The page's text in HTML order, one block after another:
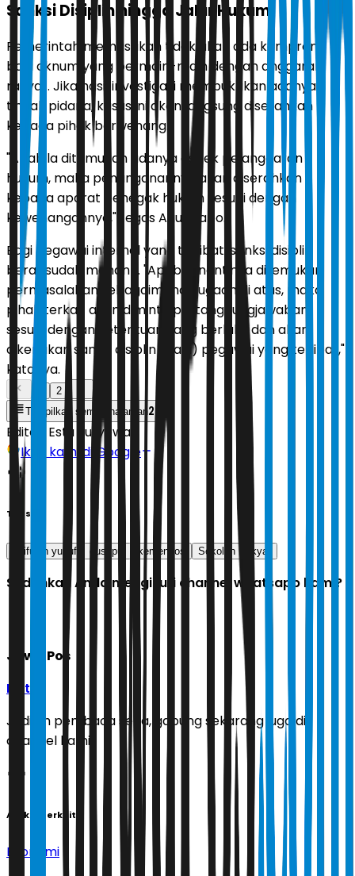
Sanksi Disiplin hingga Jalur Hukum
Pemerintah memastikan tidak akan ada kompromi
bagi oknum yang bermain-main dengan anggaran
rakyat. Jika hasil investigasi membuktikan adanya
tindak pidana, kasus ini akan langsung diserahkan
kepada pihak berwenang.
"Apabila ditemukan adanya aspek pelanggaran
hukum, maka penanganannya akan diserahkan
kepada aparat penegak hukum sesuai dengan
kewenangannya," tegas Agus Jabo.
Bagi pegawai internal yang terlibat, sanksi disiplin
berat sudah menanti. "Apabila nantinya ditemukan
permasalahan sebagaimana dugaan di atas, maka
pihak terkait akan diminta pertanggungjawaban
sesuai dengan ketentuan yang berlaku dan akan
dikenakan sanksi disiplin (bagi) pegawai yang terlibat,"
katanya.
2
Tampilkan semua halaman2
Editor: Estu Suryowati
Ikuti kami di Google
Tags
saifulah yusuf gus ipul kemensos Sekolah Rakyat
Sudahkah Anda mengikuti channel whatsapp kami?
Jawa Pos
Ikuti
Jadilah pembaca setia, gabung sekarang juga di
channel kami!
Artikel Terkait
Ekonomi